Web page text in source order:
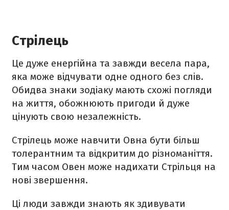
Стрілець
Це дуже енергійна та завжди весела пара,
яка може відчувати одне одного без слів.
Обидва знаки зодіаку мають схожі погляди
на життя, обожнюють пригоди й дуже
цінують свою незалежність.
Стрілець може навчити Овна бути більш
толерантним та відкритим до різноманіття.
Тим часом Овен може надихати Стрільця на
нові звершення.
Ці люди завжди знають як здивувати